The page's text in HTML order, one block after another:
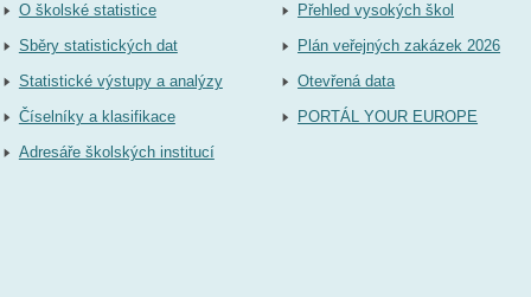
O školské statistice
Sběry statistických dat
Statistické výstupy a analýzy
Číselníky a klasifikace
Adresáře školských institucí
Přehled vysokých škol
Plán veřejných zakázek 2026
Otevřená data
PORTÁL YOUR EUROPE